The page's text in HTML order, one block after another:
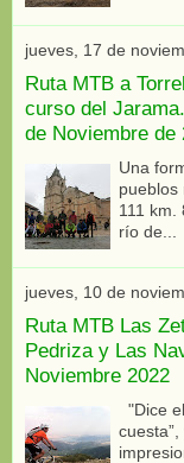
jueves, 17 de
Ruta MTB a
curso del
de Noviembre de
Una
pueblos
111
río de...
jueves, 10 de
Ruta MTB Las
Pedriza y Las
Noviembre 2022
"Dice